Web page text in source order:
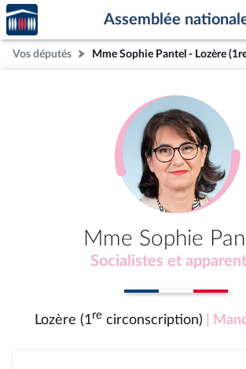
Aller au contenu
Aller en bas de la page
Accèder
à la
page
d'accueil
Assemblée
Vos députés
Mme Sophie
Socialistes et
Lozère (1recirconscription) |